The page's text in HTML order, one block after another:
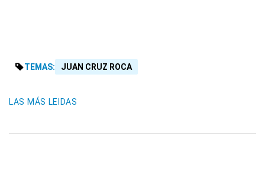
TEMAS: JUAN CRUZ ROCA
LAS MÁS LEIDAS